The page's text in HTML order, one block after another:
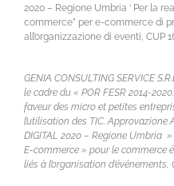
2020 – Regione Umbria ‘ Per la
commerce” per e-commerce di
all’organizzazione di eventi, CUP
GENIA CONSULTING SERVICE
le cadre du « POR FESR 2014-
faveur des micro et petites
l’utilisation des TIC. Approvazione
DIGITAL 2020 – Regione Umbria
E-commerce » pour le commerce
liés à l’organisation d’événements,